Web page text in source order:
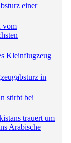
einer
vom
Kleinflugzeug
in
stirbt bei
trauert um
Arabische